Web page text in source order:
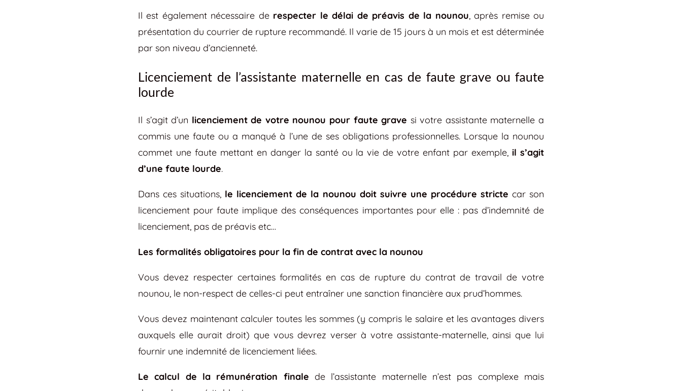
Il est également nécessaire de respecter le délai de préavis de la nounou, après remise ou
présentation du courrier de rupture recommandé. Il varie de 15 jours à un mois et est déterminée
par son niveau d’ancienneté.
Licenciement de l’assistante maternelle en cas de faute grave ou faute
lourde
Il s’agit d’un licenciement de votre nounou pour faute grave si votre assistante maternelle a
commis une faute ou a manqué à l’une de ses obligations professionnelles. Lorsque la nounou
commet une faute mettant en danger la santé ou la vie de votre enfant par exemple, il s’agit
d’une faute lourde.
Dans ces situations, le licenciement de la nounou doit suivre une procédure stricte car son
licenciement pour faute implique des conséquences importantes pour elle : pas d’indemnité de
licenciement, pas de préavis etc…
Les formalités obligatoires pour la fin de contrat avec la nounou
Vous devez respecter certaines formalités en cas de rupture du contrat de travail de votre
nounou, le non-respect de celles-ci peut entraîner une sanction financière aux prud’hommes.
Vous devez maintenant calculer toutes les sommes (y compris le salaire et les avantages divers
auxquels elle aurait droit) que vous devrez verser à votre assistante-maternelle, ainsi que lui
fournir une indemnité de licenciement liées.
Le calcul de la rémunération finale de l’assistante maternelle n’est pas complexe mais